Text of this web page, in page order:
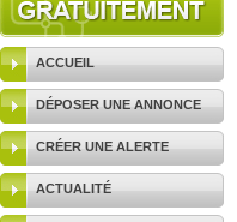
ACCUEIL
DÉPOSER UNE ANNONCE
CRÉER UNE ALERTE
ACTUALITÉ